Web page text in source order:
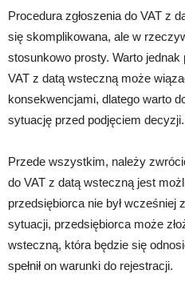
Procedura zgłoszenia do VAT z
się skomplikowana, ale w
stosunkowo prosty. Warto jednak
VAT z datą wsteczną może
konsekwencjami, dlatego warto
sytuację przed podjęciem decyzji.
Przede wszystkim, należy
do VAT z datą wsteczną jest
przedsiębiorca nie był wcześniej
sytuacji, przedsiębiorca może
wsteczną, która będzie się
spełnił on warunki do rejestracji.